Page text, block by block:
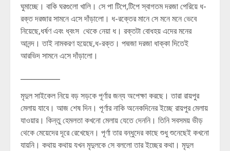
ঘুমাচ্ছে। বাকি ঘরগুলো খালি। সে পা টিপে,টিপে স্বাগতম দরজা পেরিয়ে ধ-
রক্ত দরজার সামনে এসে দাঁড়ালো। ধ-রক্তের মানে সে মনে মনে ভেবে
নিয়েছে,ধর্ষণ এবং ধ্বংস থেকে নেয়া ধ। রক্তটা বোধহয় এদের মনের
আনন্দ। তাই নামকরণ হয়েছে,ধ-রক্ত। পদ্মজা দরজা ধাক্কা দিতেই
আরভিদ সামনে এসে দাঁড়ালো।
মৃদুল সাইকেল নিয়ে বড় সড়কে পূর্ণার জন্য অপেক্ষা করছে। তারা রায়পুর
মেলায় যাবে। আজ শেষ দিন। পূর্ণার নাকি অনেকদিনের ইচ্ছে রায়পুর মেলায়
যাওয়ার। কিন্তু হেমলতা কখনো মেলায় যেতে দেননি। তিনি সবসময় ভীড়
থেকে মেয়েদের দূরে রেখেছেন। পূর্ণা তার বন্ধুদের কাছে শুধু শুনেছেই কখনো
যায়নি। কথায় কথায় যখন মৃদুলকে সে বললো তার ইচ্ছের কথা। মৃদুল